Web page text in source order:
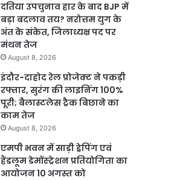
दतिया उपचुनाव हार के बाद BJP में
बड़ा बदलाव तय? नरोत्तम युग के
अंत के संकेत, जिलाध्यक्ष पद पर
मंथन तेज
August 8, 2026
इंदौर-दाहोद रेल प्रोजेक्ट ने पकड़ी
रफ्तार, सुरंग की लाइनिंग 100%
पूरी; बैलास्टलेस ट्रैक बिछाने का
काम तेज
August 8, 2026
एमपी भवन में साड़ी ड्रेपिंग एवं
हैंडलूम डेमोंस्ट्रेशन प्रतियोगिता का
आयोजन 10 अगस्त को